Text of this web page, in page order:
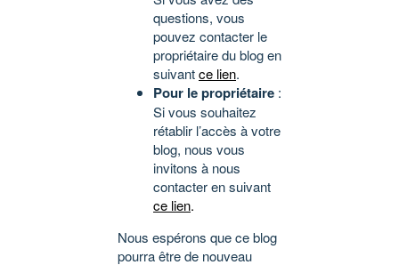
questions, vous
pouvez contacter le
propriétaire du blog en
suivantce lien.
Pour le propriétaire :
Si vous souhaitez
rétablir l’accès à votre
blog, nous vous
invitons à nous
contacter en suivant
ce lien.
Nous espérons que ce blog
pourra être de nouveau